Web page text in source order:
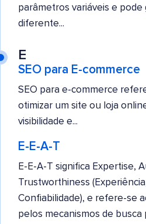
parâmetros variáveis e
diferente...
E
SEO para E-commerce
SEO para e-commerce
otimizar um site ou loja
visibilidade e...
E-E-A-T
E-E-A-T significa Expertise,
Trustworthiness
Confiabilidade), e refere-se
pelos mecanismos de busca